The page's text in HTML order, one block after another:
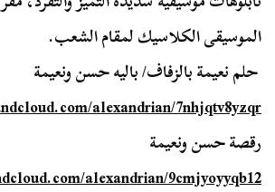
الموسيقى الكلاسيك لمقام الشعب.
حلم نعيمة بالزفاف/ باليه حسن ونعيمة
alexandrian/7nhjqtv8yzqr
رقصة حسن ونعيمة
alexandrian/9cmjyoyyqb12